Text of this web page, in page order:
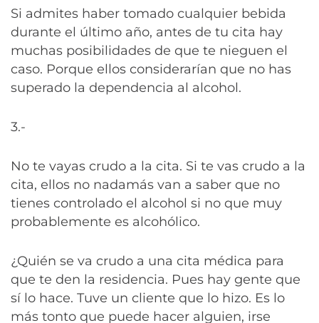
Si admites haber tomado cualquier bebida
durante el último año, antes de tu cita hay
muchas posibilidades de que te nieguen el
caso. Porque ellos considerarían que no has
superado la dependencia al alcohol.
3.-
No te vayas crudo a la cita. Si te vas crudo a la
cita, ellos no nadamás van a saber que no
tienes controlado el alcohol si no que muy
probablemente es alcohólico.
¿Quién se va crudo a una cita médica para
que te den la residencia. Pues hay gente que
sí lo hace. Tuve un cliente que lo hizo. Es lo
más tonto que puede hacer alguien, irse